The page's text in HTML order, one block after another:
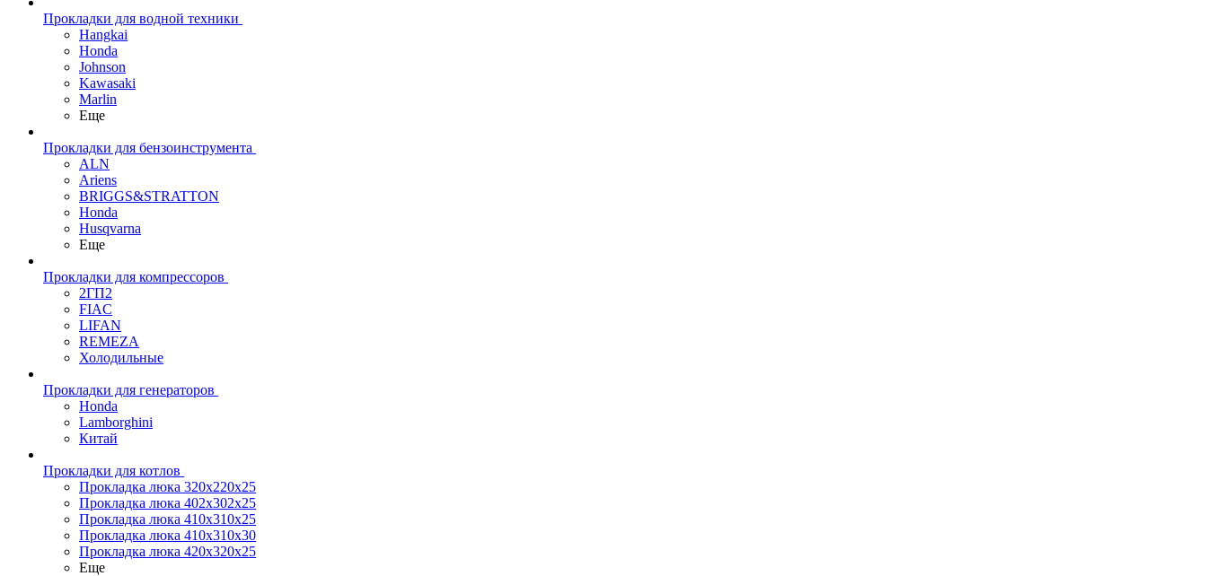
Прокладки для водной техники
Hangkai
Honda
Johnson
Kawasaki
Marlin
Еще
Прокладки для бензоинструмента
ALN
Ariens
BRIGGS&STRATTON
Honda
Husqvarna
Еще
Прокладки для компрессоров
2ГП2
FIAC
LIFAN
REMEZA
Холодильные
Прокладки для генераторов
Honda
Lamborghini
Китай
Прокладки для котлов
Прокладка люка 320x220x25
Прокладка люка 402x302x25
Прокладка люка 410x310x25
Прокладка люка 410х310х30
Прокладка люка 420x320x25
Еще